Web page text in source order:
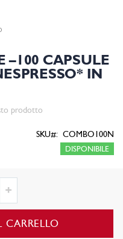
–100 CAPSULE
IN
prodotto
DISPONIBILE
SKU COMBO100N